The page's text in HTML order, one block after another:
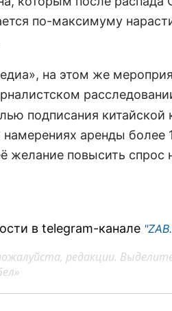
по-максимуму
на этом же
подписания китайской
аренды более
желание повысить спрос
в telegram-канале
редакции.